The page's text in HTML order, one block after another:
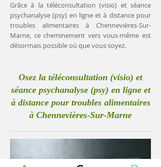
Grâce à la téléconsultation (visio) et séance
psychanalyse (psy) en ligne et à distance pour
troubles alimentaires à Chennevières-Sur-
Marne, ce cheminement vers vous-même est
désormais possible où que vous soyez.
Osez la téléconsultation (visio) et
séance psychanalyse (psy) en ligne et
à distance pour troubles alimentaires
à Chennevières-Sur-Marne